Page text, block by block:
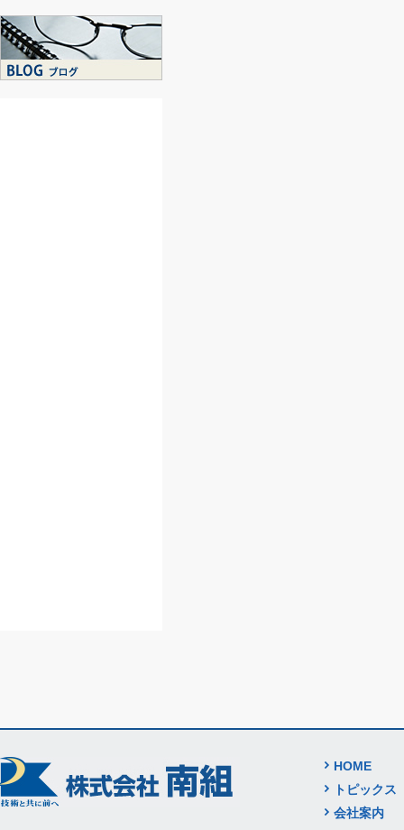
HOME
トピックス
会社案内